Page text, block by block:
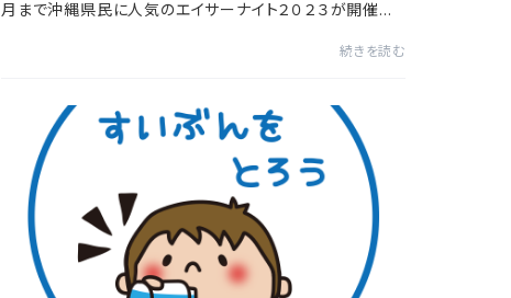
月まで沖縄県民に人気のエイサーナイト２０２３が開催さ
続きを読む